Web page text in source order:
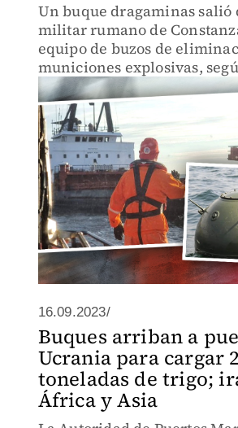
Un buque dragaminas salió
militar rumano de
equipo de buzos de
municiones explosivas,
el ministerio de Defensa.
16.09.2023/
Buques arriban a
Ucrania para cargar
toneladas de trigo;
África y Asia